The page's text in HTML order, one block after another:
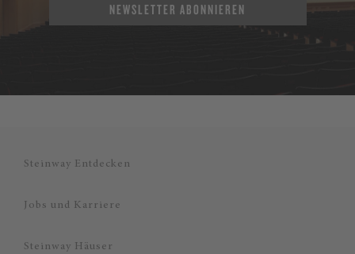
NEWSLETTER ABONNIEREN
Steinway Entdecken
Jobs und Karriere
Steinway Häuser